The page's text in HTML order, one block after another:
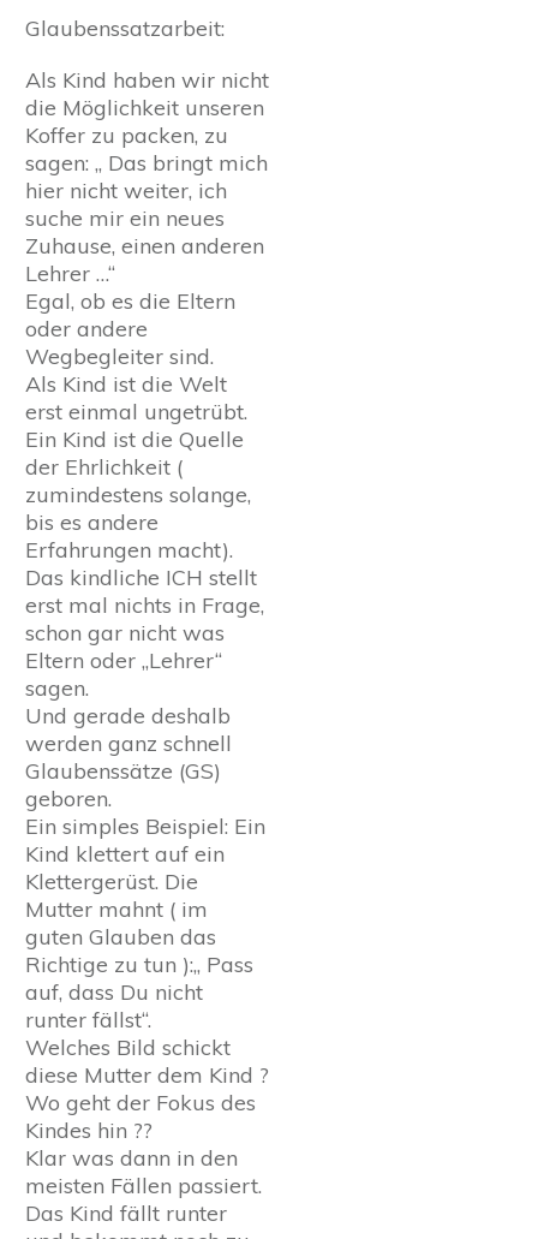
Glaubenssatzarbeit:
Als Kind haben wir nicht
die Möglichkeit unseren
Koffer zu packen, zu
sagen: „ Das bringt mich
hier nicht weiter, ich
suche mir ein neues
Zuhause, einen anderen
Lehrer …“
Egal, ob es die Eltern
oder andere
Wegbegleiter sind.
Als Kind ist die Welt
erst einmal ungetrübt.
Ein Kind ist die Quelle
der Ehrlichkeit (
zumindestens solange,
bis es andere
Erfahrungen macht).
Das kindliche ICH stellt
erst mal nichts in Frage,
schon gar nicht was
Eltern oder „Lehrer“
sagen.
Und gerade deshalb
werden ganz schnell
Glaubenssätze (GS)
geboren.
Ein simples Beispiel: Ein
Kind klettert auf ein
Klettergerüst. Die
Mutter mahnt ( im
guten Glauben das
Richtige zu tun ):„ Pass
auf, dass Du nicht
runter fällst“.
Welches Bild schickt
diese Mutter dem Kind ?
Wo geht der Fokus des
Kindes hin ??
Klar was dann in den
meisten Fällen passiert.
Das Kind fällt runter